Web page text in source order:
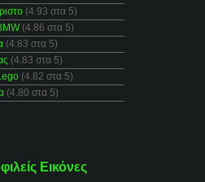
(4.93 στα 5)
(4.86 στα 5)
(4.83 στα 5)
(4.83 στα 5)
(4.82 στα 5)
(4.80 στα 5)
Εικόνες